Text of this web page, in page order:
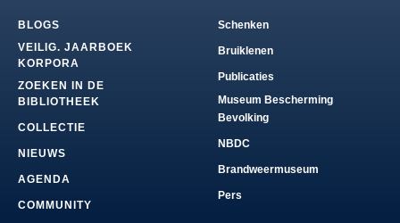
BLOGS
VEILIG. JAARBOEK
KORPORA
ZOEKEN IN DE
BIBLIOTHEEK
COLLECTIE
NIEUWS
AGENDA
COMMUNITY
Schenken
Bruiklenen
Publicaties
Museum Bescherming
Bevolking
NBDC
Brandweermuseum
Pers